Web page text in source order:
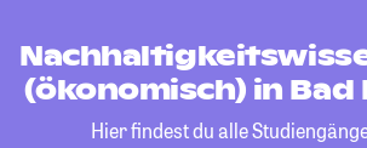
(ökonomisch) in Bad
Hier findest du alle